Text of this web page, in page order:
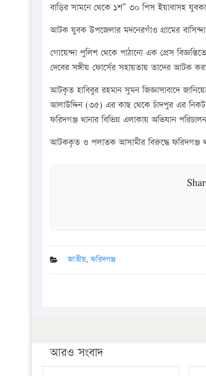
বাড়ির সামনে থেকে ১শ” ৩০ পিস ইয়াবাসহ
আটক যুবক উপজেলার মদনেরগাঁও গ্রামের
গোয়েন্দা পুলিশ থেকে পাঠানো এক প্রেস
দেবের সঙ্গীয় ফোর্সের সহায়তায় তাদের আটক
আটকৃত হাবিবুর রহমান সুমন জিজ্ঞাসাবাদে
আলাউদ্দিন (৩৫) এর কাছ থেকে চাঁদপুর এর নিকট
ফরিদগঞ্জ থানার বিভিন্ন এলাকায় অভিযান
আটককৃত ও পলাতক আসামীর বিরুদ্ধে ফরিদগঞ্জ
জাতীয়,ফরিদগঞ্জ
আরও সংবাদ